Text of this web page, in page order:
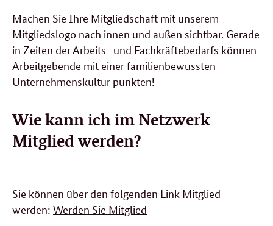
Machen Sie Ihre Mitgliedschaft mit unserem
Mitgliedslogo nach innen und außen sichtbar. Gerade
in Zeiten der Arbeits- und Fachkräftebedarfs können
Arbeitgebende mit einer familienbewussten
Unternehmenskultur punkten!
Wie kann ich im Netzwerk
Mitglied werden?
Sie können über den folgenden Link Mitglied
werden: Werden Sie Mitglied